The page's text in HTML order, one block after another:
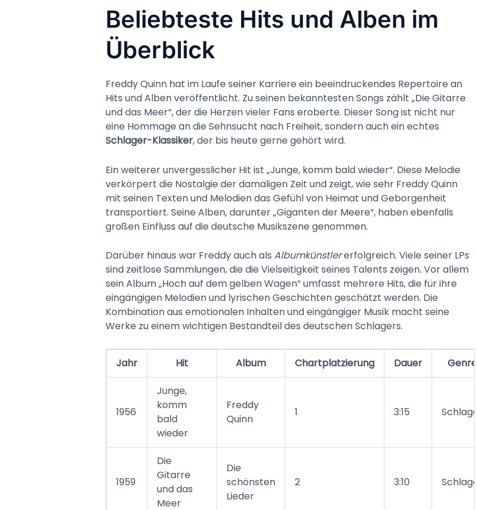
Beliebteste Hits und Alben im
Überblick
Freddy Quinn hat im Laufe seiner Karriere ein beeindruckendes Repertoire an
Hits und Alben veröffentlicht. Zu seinen bekanntesten Songs zählt „Die Gitarre
und das Meer“, der die Herzen vieler Fans eroberte. Dieser Song ist nicht nur
eine Hommage an die Sehnsucht nach Freiheit, sondern auch ein echtes
Schlager-Klassiker, der bis heute gerne gehört wird.
Ein weiterer unvergesslicher Hit ist „Junge, komm bald wieder“. Diese Melodie
verkörpert die Nostalgie der damaligen Zeit und zeigt, wie sehr Freddy Quinn
mit seinen Texten und Melodien das Gefühl von Heimat und Geborgenheit
transportiert. Seine Alben, darunter „Giganten der Meere“, haben ebenfalls
großen Einfluss auf die deutsche Musikszene genommen.
Darüber hinaus war Freddy auch als Albumkünstlererfolgreich. Viele seiner LPs
sind zeitlose Sammlungen, die die Vielseitigkeit seines Talents zeigen. Vor allem
sein Album „Hoch auf dem gelben Wagen“ umfasst mehrere Hits, die für ihre
eingängigen Melodien und lyrischen Geschichten geschätzt werden. Die
Kombination aus emotionalen Inhalten und eingängiger Musik macht seine
Werke zu einem wichtigen Bestandteil des deutschen Schlagers.
Jahr Hit Album Chartplatzierung Dauer Genre
1956
Junge,
komm
bald
wieder
Freddy
Quinn
1 3:15 Schlager
1959
Die
Gitarre
und das
Meer
Die
schönsten
Lieder
2 3:10 Schlager